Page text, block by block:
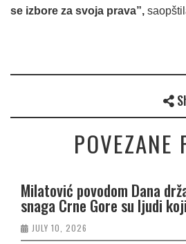
se izbore za svoja prava”,
POVEZANE
Milatović povodom Dana
snaga Crne Gore su ljudi
JULY 10, 2026